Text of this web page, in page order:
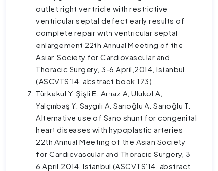
outlet right ventricle with restrictive
ventricular septal defect early results of
complete repair with ventricular septal
enlargement 22th Annual Meeting of the
Asian Society for Cardiovascular and
Thoracic Surgery, 3-6 April,2014, Istanbul
(ASCVTS’14, abstract book 173)
Türkekul Y, Şişli E, Arnaz A, Ulukol A,
Yalçınbaş Y, Saygılı A, Sarıoğlu A, Sarıoğlu T.
Alternative use of Sano shunt for congenital
heart diseases with hypoplastic arteries
22th Annual Meeting of the Asian Society
for Cardiovascular and Thoracic Surgery, 3-
6 April,2014, Istanbul (ASCVTS’14, abstract